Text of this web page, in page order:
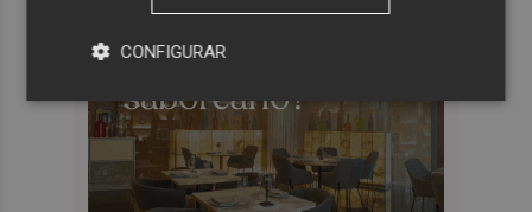
CONFIGURAR